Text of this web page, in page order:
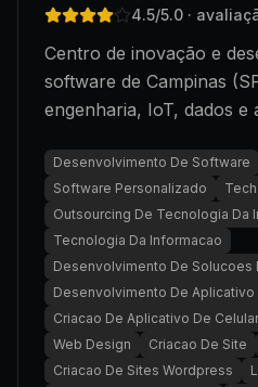
4.5/5.0 ·
Centro de inovação e
software de Campinas
engenharia, IoT, dados e
Desenvolvimento De Software
Software Personalizado
Outsourcing De Tecnologia Da
Tecnologia Da Informacao
Desenvolvimento De Solucoes
Desenvolvimento De Aplicativo
Criacao De Aplicativo De Celular
Web Design
Criacao De Site
Criacao De Sites Wordpress